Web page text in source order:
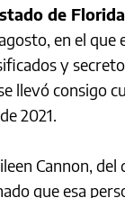
de Florida
en el que
y
llevó consigo
2021.
Cannon,
que esa